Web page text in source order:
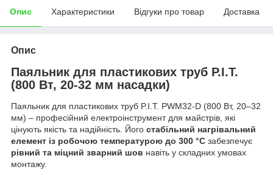
Опис Характеристики Відгуки про товар Доставка
Опис
Паяльник для пластикових труб P.I.T.
(800 Вт, 20-32 мм насадки)
Паяльник для пластикових труб P.I.T. PWM32-D (800 Вт, 20–32
мм) – професійний електроінструмент для майстрів, які
цінують якість та надійність. Його стабільний нагрівальний
елемент із робочою температурою до 300 °C забезпечує
рівний та міцний зварний шов навіть у складних умовах
монтажу.